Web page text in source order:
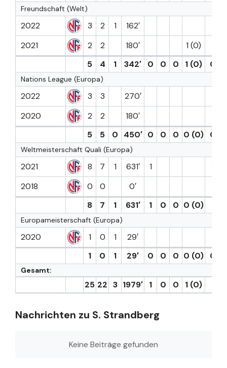
Freundschaft (Welt)
2022 3 2 1
162′
2021
2 2 180′
1 (0)
5
4 1 342′ 0 0 0 1 (0) 0
Nations League (Europa)
2022 3 3
270′
2020
2 2
180′
5
5 0 450′ 0 0 0 0 (0) 0
Weltmeisterschaft Quali (Europa)
2021 8 7 1 631′ 1
1
2018
0 0
0′
8
7 1 631′ 1 0 0 0 (0)
Europameisterschaft (Europa)
2020 1 0 1
29′
1
0 1 29′ 0 0 0 0 (0) 0
Gesamt:
25 22 3 1979′ 1 0 0 1 (0)
Nachrichten zu S. Strandberg
Keine Beiträge gefunden